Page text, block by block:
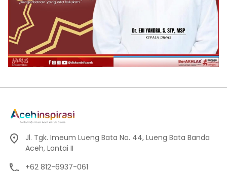
Jl. Tgk. Imeum Lueng Bata No. 44, Lueng Bata Banda
Aceh, Lantai II
+62 812-6937-061